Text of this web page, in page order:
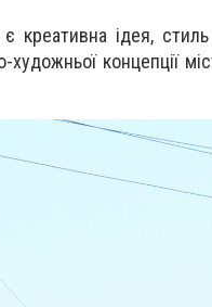
креативна ідея, стиль
концепції